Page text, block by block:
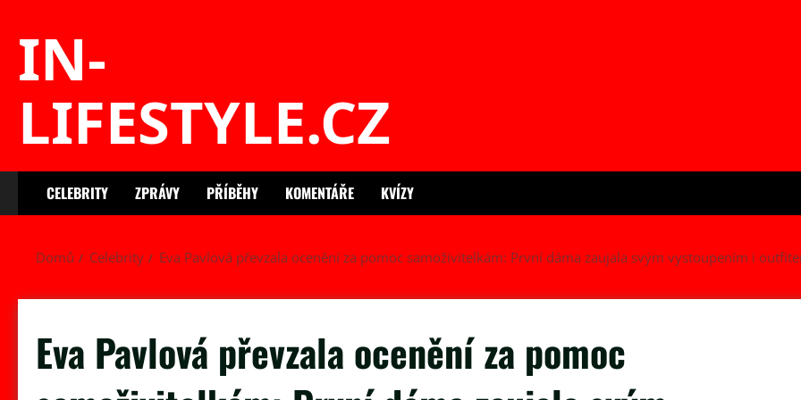
IN-
LIFESTYLE.CZ
CELEBRITY ZPRÁVY PŘÍBĚHY KOMENTÁŘE KVÍZY
Domů Celebrity Eva Pavlová převzala ocenění za pomoc samoživitelkám: První dáma zaujala svým vystoupením i
Eva Pavlová převzala ocenění za pomoc